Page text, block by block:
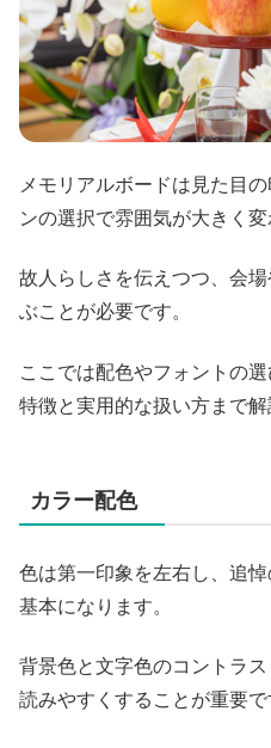
メモリアルボードは見た目
ンの選択で雰囲気が大きく変
故人らしさを伝えつつ、会
ぶことが必要です。
ここでは配色やフォントの
特徴と実用的な扱い方まで解
カラー配色
色は第一印象を左右し、追
基本になります。
背景色と文字色のコントラ
読みやすくすることが重要で